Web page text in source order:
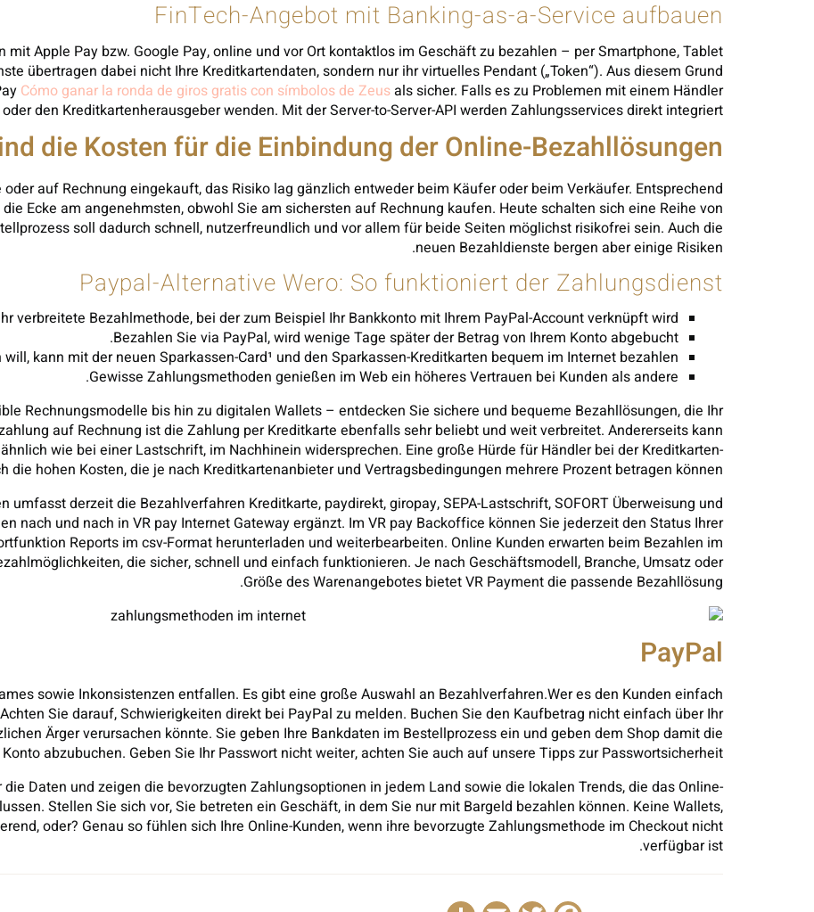
FinTech-Angebot mit Banking-as-a-Service aufbauen
mit Apple Pay bzw. Google Pay, online und vor Ort kontaktlos im Geschäft zu bezahlen – per Smartphone, Tablet
übertragen dabei nicht Ihre Kreditkartendaten, sondern nur ihr virtuelles Pendant („Token“). Aus diesem Grund
Cómo ganar la ronda de giros gratis con símbolos de Zeusals sicher. Falls es zu Problemen mit einem Händler
den Kreditkartenherausgeber wenden. Mit der Server-to-Server-API werden Zahlungsservices direkt integriert.
die Kosten für die Einbindung der Online-Bezahllösungen?
auf Rechnung eingekauft, das Risiko lag gänzlich entweder beim Käufer oder beim Verkäufer. Entsprechend
Ecke am angenehmsten, obwohl Sie am sichersten auf Rechnung kaufen. Heute schalten sich eine Reihe von
soll dadurch schnell, nutzerfreundlich und vor allem für beide Seiten möglichst risikofrei sein. Auch die
neuen Bezahldienste bergen aber einige Risiken.
Paypal-Alternative Wero: So funktioniert der Zahlungsdienst
verbreitete Bezahlmethode, bei der zum Beispiel Ihr Bankkonto mit Ihrem PayPal-Account verknüpft wird.
Bezahlen Sie via PayPal, wird wenige Tage später der Betrag von Ihrem Konto abgebucht.
kann mit der neuen Sparkassen-Card¹ und den Sparkassen-Kreditkarten bequem im Internet bezahlen.
Gewisse Zahlungsmethoden genießen im Web ein höheres Vertrauen bei Kunden als andere.
Rechnungsmodelle bis hin zu digitalen Wallets – entdecken Sie sichere und bequeme Bezahllösungen, die Ihr
auf Rechnung ist die Zahlung per Kreditkarte ebenfalls sehr beliebt und weit verbreitet. Andererseits kann
wie bei einer Lastschrift, im Nachhinein widersprechen. Eine große Hürde für Händler bei der Kreditkarten-
die hohen Kosten, die je nach Kreditkartenanbieter und Vertragsbedingungen mehrere Prozent betragen können.
derzeit die Bezahlverfahren Kreditkarte, paydirekt, giropay, SEPA-Lastschrift, SOFORT Überweisung und
nach und nach in VR pay Internet Gateway ergänzt. Im VR pay Backoffice können Sie jederzeit den Status Ihrer
Reports im csv-Format herunterladen und weiterbearbeiten. Online Kunden erwarten beim Bezahlen im
die sicher, schnell und einfach funktionieren. Je nach Geschäftsmodell, Branche, Umsatz oder
Größe des Warenangebotes bietet VR Payment die passende Bezahllösung.
PayPal
sowie Inkonsistenzen entfallen. Es gibt eine große Auswahl an Bezahlverfahren.Wer es den Kunden einfach
Sie darauf, Schwierigkeiten direkt bei PayPal zu melden. Buchen Sie den Kaufbetrag nicht einfach über Ihr
Ärger verursachen könnte. Sie geben Ihre Bankdaten im Bestellprozess ein und geben dem Shop damit die
abzubuchen. Geben Sie Ihr Passwort nicht weiter, achten Sie auch auf unsere Tipps zur Passwortsicherheit.
Daten und zeigen die bevorzugten Zahlungsoptionen in jedem Land sowie die lokalen Trends, die das Online-
Stellen Sie sich vor, Sie betreten ein Geschäft, in dem Sie nur mit Bargeld bezahlen können. Keine Wallets,
oder? Genau so fühlen sich Ihre Online-Kunden, wenn ihre bevorzugte Zahlungsmethode im Checkout nicht
verfügbar ist.